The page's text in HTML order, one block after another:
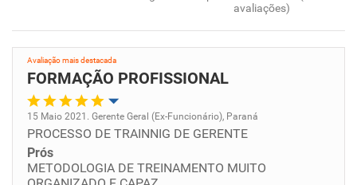
avaliações)
Avaliação mais destacada
FORMAÇÃO PROFISSIONAL
Oportunidade de promoção
Ambiente de trabalho
15 Maio 2021. Gerente Geral (Ex-Funcionário), Paraná
PROCESSO DE TRAINNIG DE GERENTE
Prós
METODOLOGIA DE TREINAMENTO MUITO